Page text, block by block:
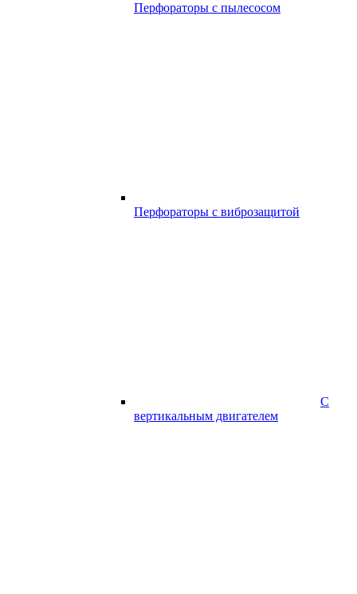
Перфораторы с пылесосом
Перфораторы с виброзащитой
С
вертикальным двигателем